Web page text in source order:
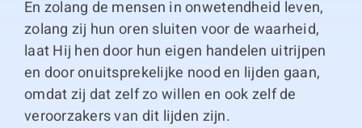
En zolang de mensen in onwetendheid leven,
zolang zij hun oren sluiten voor de waarheid,
laat Hij hen door hun eigen handelen uitrijpen
en door onuitsprekelijke nood en lijden gaan,
omdat zij dat zelf zo willen en ook zelf de
veroorzakers van dit lijden zijn.